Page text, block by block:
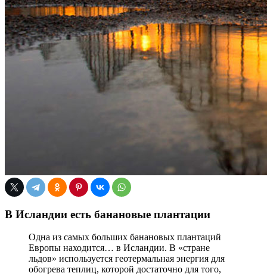
В Исландии есть банановые плантации
Одна из самых больших банановых плантаций
Европы находится… в Исландии. В «стране
льдов» используется геотермальная энергия для
обогрева теплиц, которой достаточно для того,